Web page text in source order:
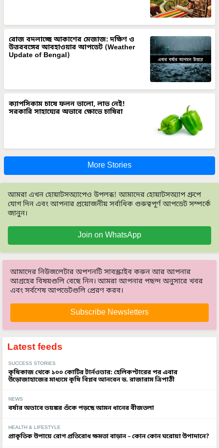
রোজ বদলাচ্ছে আকাশের মেজাজ: দক্ষিণ ও
উত্তরবঙ্গের আবহাওয়ার আপডেট (Weather
Update of Bengal)
ক্যাপসিকাম চাষে ফলন ভালো, লাভ নেই!
সরকারি সাহায্যের অভাবে ক্ষোভে চাষিরা
More Stories
আমরা এখন হোয়াটসঅ্যাপেও উপলব্ধ! আমাদের হোয়াটসঅ্যাপ গ্রুপে
যোগ দিন এবং আপনার প্রয়োজনীয় সর্বাধিক গুরুত্বপূর্ণ আপডেট সম্পর্কে
জানুন।
Join on WhatsApp
আমাদের নিউজলেটার অপশনটি সাবস্ক্রাইব করুন আর আপনার
আগ্রহের বিষয়গুলি বেছে নিন। আমরা আপনার পছন্দ অনুসারে খবর
এবং সর্বশেষ আপডেটগুলি প্রেরণ করব।
Subscribe Newsletters
Latest feeds
SUCCESS STORIES
কৃষিকাজ থেকে ১০০ কোটির টার্নওভার: হেলিকপ্টারের পর এবার
উড়োজাহাজের মাধ্যমে কৃষি বিপ্লব আনবেন ড. রাজারাম ত্রিপাঠী
NEWS
বর্ষার অভাবে ভয়ঙ্কর শুঁকে পড়ছে আমন ধানের বীজতলা
HEALTH & LIFESTYLE
প্রাকৃতিক উপায়ে রোগ প্রতিরোধ ক্ষমতা বাড়ান – কোন কোন ঘরোয়া উপাদানে?